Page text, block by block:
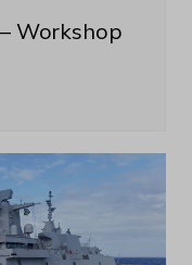
Workshop